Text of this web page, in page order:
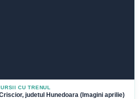
CU TRENUL
judetul Hunedoara (Imagini aprilie)